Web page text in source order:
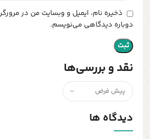
نقد و بررسی‌ها
دیدگاه ها
ذخیره نام، ایمیل و وبسایت من در
دوباره دیدگاهی می‌نویسم.